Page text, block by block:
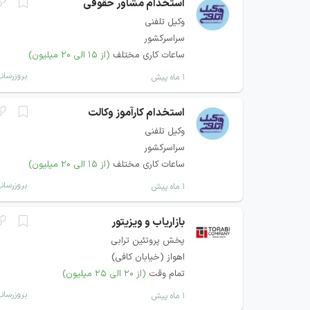
استخدام مشاور حقوقی
وکیل تلفنی
سراسرکشور
ساعات کاری مختلف (از ۱۵ الی ۲۰ میلیون)
۱ ماه پیش
استخدام کارآموز وکالت
وکیل تلفنی
سراسرکشور
ساعات کاری مختلف (از ۱۵ الی ۲۰ میلیون)
۱ ماه پیش
بازاریاب و ویزیتور
پخش پروتئین ترابی
اهواز (خيابان كافی)
تمام وقت (از ۲۰ الی ۲۵ میلیون)
۱ ماه پیش